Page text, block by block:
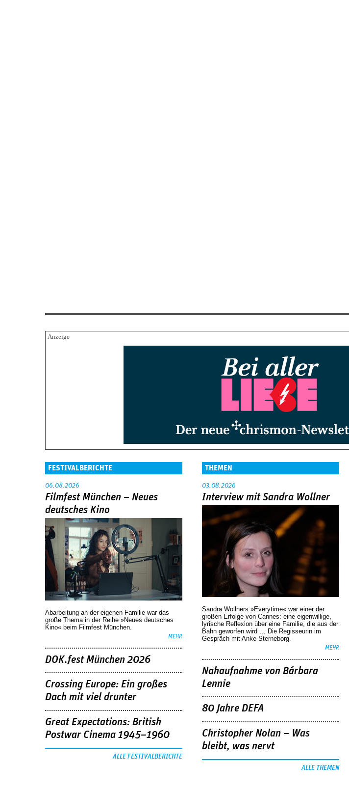
FESTIVALBERICHTE
06.08.2026
Filmfest München – Neues
deutsches Kino
Abarbeitung an der eigenen Familie war das
große Thema in der Reihe »Neues deutsches
Kino« beim Filmfest München.
MEHR
DOK.fest München 2026
Crossing Europe: Ein großes
Dach mit viel drunter
Great Expectations: British
Postwar Cinema 1945–1960
ALLE FESTIVALBERICHTE
THEMEN
03.08.2026
Interview mit Sandra Wollner
Sandra Wollners »Everytime« war einer der
großen Erfolge von Cannes: eine eigenwillige,
lyrische Reflexion über eine ­Familie, die aus der
Bahn geworfen wird … Die Regisseurin im
Gespräch mit Anke Sterneborg.
MEHR
Nahaufnahme von Bárbara
Lennie
80 Jahre DEFA
Christopher Nolan – Was
bleibt, was nervt
ALLE THEMEN